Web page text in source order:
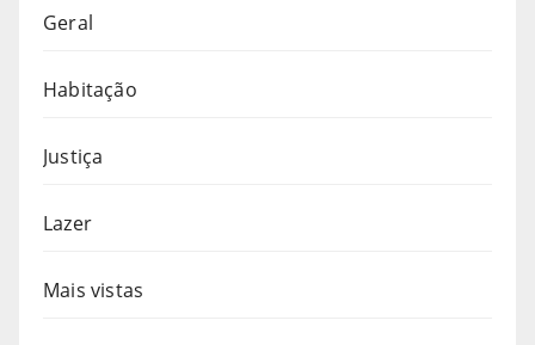
Geral
Habitação
Justiça
Lazer
Mais vistas